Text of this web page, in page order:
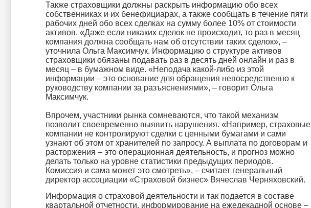
Также страховщики должны раскрыть информацию обо всех
собственниках и их бенефициарах, а также сообщать в течение пяти
рабочих дней обо всех сделках на сумму более 10% от стоимости
активов. «Даже если никаких сделок не происходит, то раз в месяц
компания должна сообщать нам об отсутствии таких сделок», –
уточнила Ольга Максимчук. Информацию о структуре активов
страховщики обязаны подавать раз в десять дней онлайн и раз в
месяц – в бумажном виде. «Неподача какой-либо из этой
информации – это основание для обращения непосредственно к
руководству компании за разъяснениями», – говорит Ольга
Максимчук.
Впрочем, участники рынка сомневаются, что такой механизм
позволит своевременно выявить нарушения. «Например, страховые
компании не контролируют сделки с ценными бумагами и сами
узнают об этом от хранителей по запросу. А выплата по договорам и
расторжения – это операционная деятельность, и прогноз можно
делать только на уровне статистики предыдущих периодов.
Комиссия и сама может это смотреть», – считает генеральный
директор ассоциации «Страховой бизнес» Вячеслав Черняховский.
Информация о страховой деятельности и так подается в составе
квартальной отчетности, информирование на ежедекадной основе –